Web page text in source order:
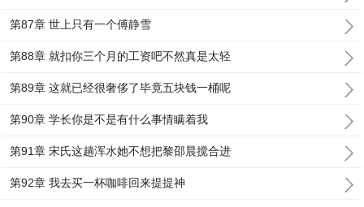
第87章 世上只有一个傅静雪
第88章 就扣你三个月的工资吧不然真是太轻
第89章 这就已经很奢侈了毕竟五块钱一桶呢
第90章 学长你是不是有什么事情瞒着我
第91章 宋氏这趟浑水她不想把黎邵晨搅合进
第92章 我去买一杯咖啡回来提提神